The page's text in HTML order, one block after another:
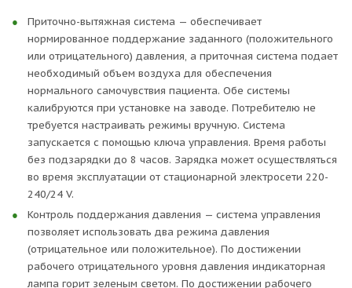
изъятия отдельных предметов бокс оснащен
передаточным шлюзом с двумя герметичными
молниями, конструктивно предотвращающими
возможность одновременного расстегивания во
избежание появления незащищенного сквозного
доступа внутрь бокса.
Отсек для хранения медицинских отходов —
предназначен для безопасного хранения отходов
при оказании медицинской помощи пациенту в
система крепления бокса к носилкам осуществляется
с помощью притяжных ремней. Фиксация пациента
внутри бокса осуществляется двумя способами:
Приточно-вытяжная система — обеспечивает
нормированное поддержание заданного (положительного
или отрицательного) давления, а приточная система подает
необходимый объем воздуха для обеспечения
нормального самочувствия пациента. Обе системы
калибруются при установке на заводе. Потребителю не
требуется настраивать режимы вручную. Система
запускается с помощью ключа управления. Время работы
без подзарядки до 8 часов. Зарядка может осуществляться
во время эксплуатации от стационарной электросети 220-
240/24 V.
Контроль поддержания давления — система управления
позволяет использовать два режима давления
(отрицательное или положительное). По достижении
рабочего отрицательного уровня давления индикаторная
лампа горит зеленым светом. По достижении рабочего